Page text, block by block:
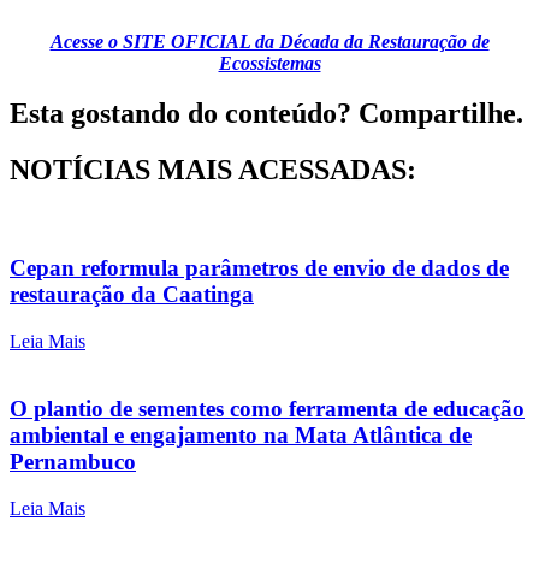
Acesse o SITE OFICIAL da Década da Restauração de
Ecossistemas
Esta gostando do conteúdo? Compartilhe.
NOTÍCIAS MAIS ACESSADAS:
Cepan reformula parâmetros de envio de dados de
restauração da Caatinga
Leia Mais
O plantio de sementes como ferramenta de educação
ambiental e engajamento na Mata Atlântica de
Pernambuco
Leia Mais